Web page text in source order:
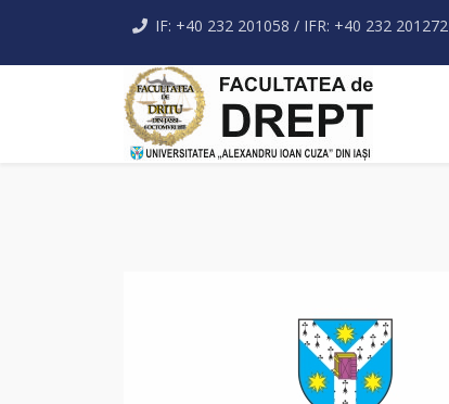
IF: +40 232 201058 / IFR: +40 232 201272